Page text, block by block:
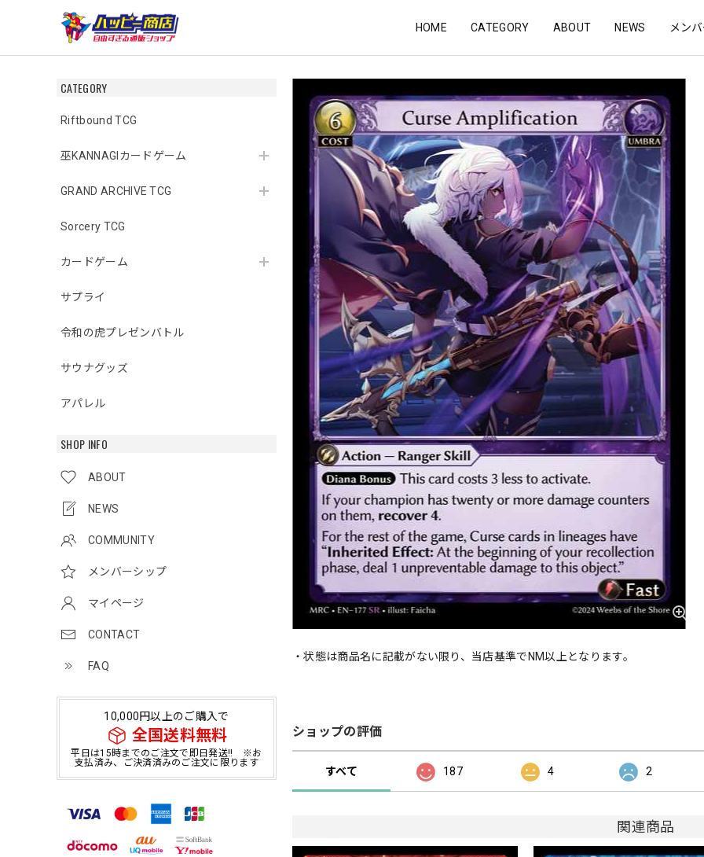
HOME CATEGORY ABOUT NEWS メン
CATEGORY
Riftbound TCG
巫KANNAGIカードゲーム
GRAND ARCHIVE TCG
Sorcery TCG
カードゲーム
サプライ
令和の虎プレゼンバトル
サウナグッズ
アパレル
SHOP INFO
ABOUT
NEWS
COMMUNITY
メンバーシップ
マイページ
CONTACT
FAQ
10,000円以上のご購入で
全国送料無料
平日は15時までのご注文で即日発送!! ※お
支払済み、ご決済済みのご注文に限ります
・状態は商品名に記載がない限り、当店基準でNM以上となります。
ショップの評価
すべて 187 4 2
関連商品